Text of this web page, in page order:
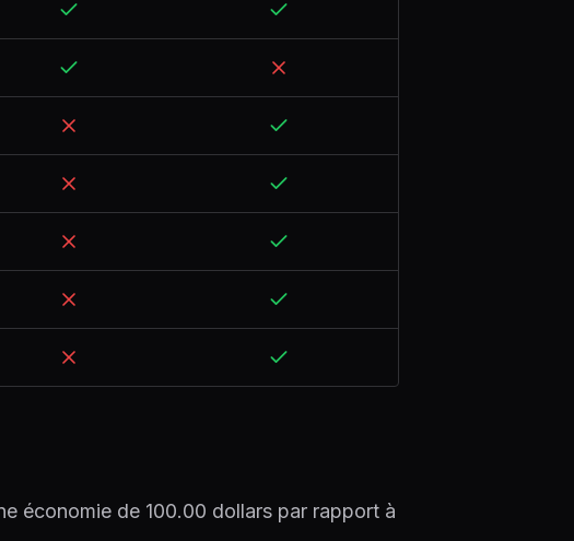
économie de 100.00 dollars par rapport à